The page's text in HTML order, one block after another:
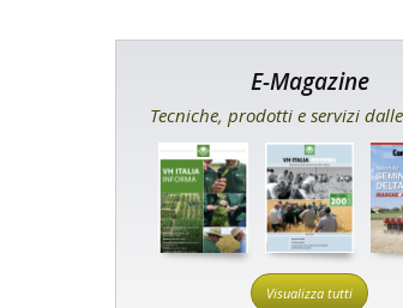
E-Magazine
Tecniche, prodotti e servizi
Visualizza tutti